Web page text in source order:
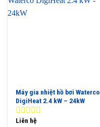
Máy gia nhiệt hồ bơi Waterco
DigiHeat 2.4 kW – 24kW
0
Liên hệ